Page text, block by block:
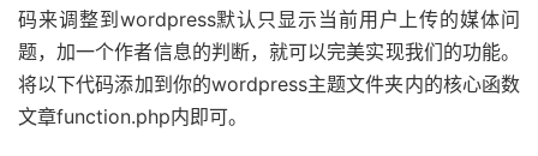
码来调整到wordpress默认只显示当前用户上传的媒体问
题，加一个作者信息的判断，就可以完美实现我们的功能。
将以下代码添加到你的wordpress主题文件夹内的核心函数
文章function.php内即可。